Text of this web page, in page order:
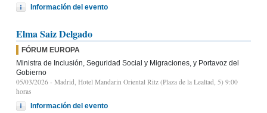
Información del evento
Elma Saiz Delgado
FÓRUM EUROPA
Ministra de Inclusión, Seguridad Social y Migraciones, y Portavoz del
Gobierno
05/03/2026 - Madrid, Hotel Mandarin Oriental Ritz (Plaza de la Lealtad, 5) 9:00
horas
Información del evento